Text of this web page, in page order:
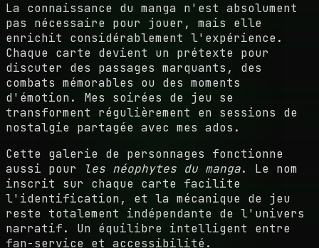
La connaissance du manga n'est absolument
pas nécessaire pour jouer, mais elle
enrichit considérablement l'expérience.
Chaque carte devient un prétexte pour
discuter des passages marquants, des
combats mémorables ou des moments
d'émotion. Mes soirées de jeu se
transforment régulièrement en sessions de
nostalgie partagée avec mes ados.
Cette galerie de personnages fonctionne
aussi pour
les néophytes du manga. Le nom
inscrit sur chaque carte facilite
l'identification, et la mécanique de jeu
reste totalement indépendante de l'univers
narratif. Un équilibre intelligent entre
fan-service et accessibilité.